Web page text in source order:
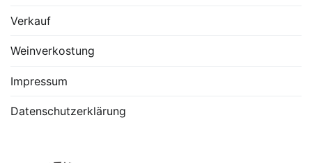
Verkauf
Weinverkostung
Impressum
Datenschutzerklärung